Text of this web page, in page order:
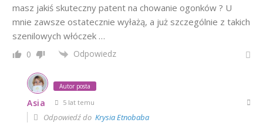
masz jakiś skuteczny patent na chowanie ogonków ? U
mnie zawsze ostatecznie wyłażą, a już szczególnie z takich
szenilowych włóczek …
0 Odpowiedz
Autor posta
Asia 5 lat temu
Odpowiedź do Krysia Etnobaba